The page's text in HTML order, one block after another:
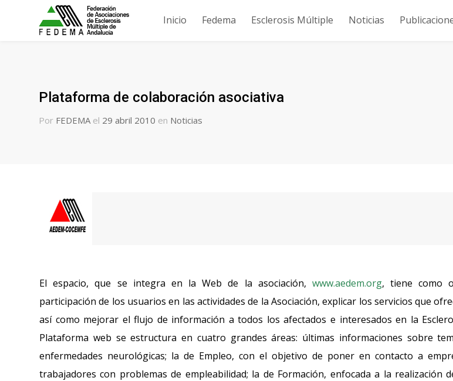
Inicio Fedema Esclerosis Múltiple Noticias
Plataforma de colaboración asociativa
Por FEDEMA el 29 abril 2010 en Noticias
El espacio, que se integra en la Web de la asociación, www.aedem.org, tiene como
participación de los usuarios en las actividades de la Asociación, explicar los servicios que
así como mejorar el flujo de información a todos los afectados e interesados en la
Plataforma web se estructura en cuatro grandes áreas: últimas informaciones sobre
enfermedades neurológicas; la de Empleo, con el objetivo de poner en contacto a
trabajadores con problemas de empleabilidad; la de Formación, enfocada a la realización